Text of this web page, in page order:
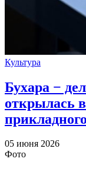
Культура
Бухара −
открылась
05 июня 2026
Фото